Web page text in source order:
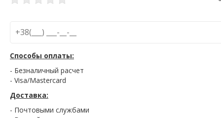
Способы оплаты:
- Безналичный расчет
- Visa/Mastercard
Доставка:
- Почтовыми службами